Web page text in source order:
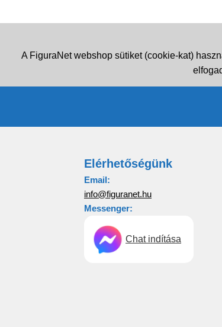
A FiguraNet webshop sütiket (cookie-kat)
Elérhetőségünk
Email:
info@figuranet.hu
Messenger:
Chat indítása